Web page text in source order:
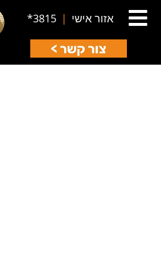
אזור אישי |
3815*